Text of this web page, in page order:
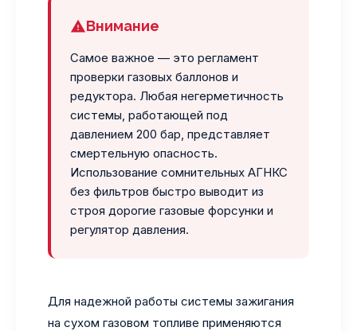
Внимание
Самое важное — это регламент
проверки газовых баллонов и
редуктора. Любая негерметичность
системы, работающей под
давлением 200 бар, представляет
смертельную опасность.
Использование сомнительных АГНКС
без фильтров быстро выводит из
строя дорогие газовые форсунки и
регулятор давления.
Для надежной работы системы зажигания
на сухом газовом топливе применяются